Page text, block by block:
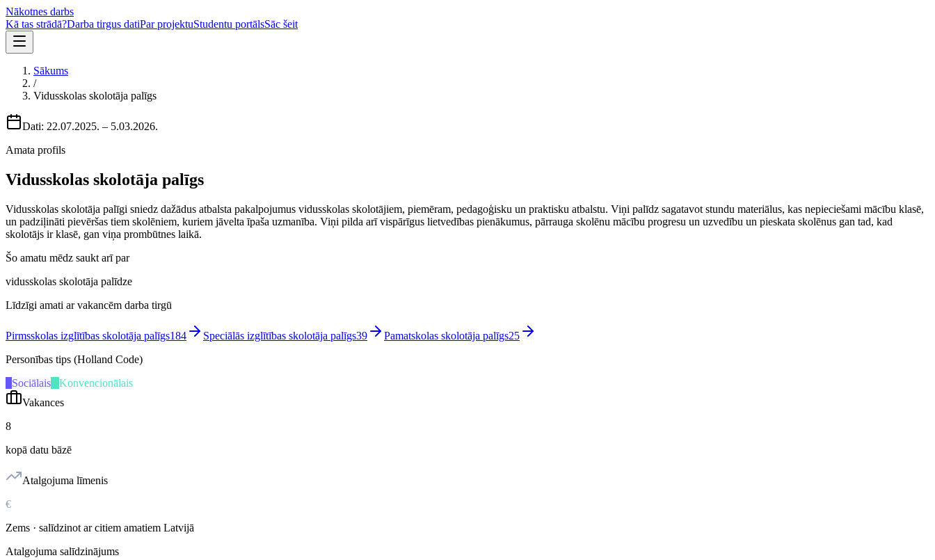
Nākotnes darbs
Kā tas strādā?Darba tirgus datiPar projektuStudentu portālsSāc šeit
Sākums
/
Vidusskolas skolotāja palīgs
Dati: 22.07.2025. – 5.03.2026.
Amata profils
Vidusskolas skolotāja palīgs
Vidusskolas skolotāja palīgi sniedz dažādus atbalsta pakalpojumus vidusskolas skolotājiem, piemēram, pedagoģisku un praktisku atbalstu. Viņi palīdz sagatavot stundu materiālus, kas nepieciešami mācību klasē,
un padziļināti pievēršas tiem skolēniem, kuriem jāvelta īpaša uzmanība. Viņi pilda arī vispārīgus lietvedības pienākumus, pārrauga skolēnu mācību progresu un uzvedību un pieskata skolēnus gan tad, kad
skolotājs ir klasē, gan viņa prombūtnes laikā.
Šo amatu mēdz saukt arī par
vidusskolas skolotāja palīdze
Līdzīgi amati ar vakancēm darba tirgū
Pirmsskolas izglītības skolotāja palīgs184 Speciālās izglītības skolotāja palīgs39 Pamatskolas skolotāja palīgs25
Personības tips (Holland Code)
Sociālais
Konvencionālais
Vakances
8
kopā datu bāzē
Atalgojuma līmenis
€
Zems · salīdzinot ar citiem amatiem Latvijā
Atalgojuma salīdzinājums